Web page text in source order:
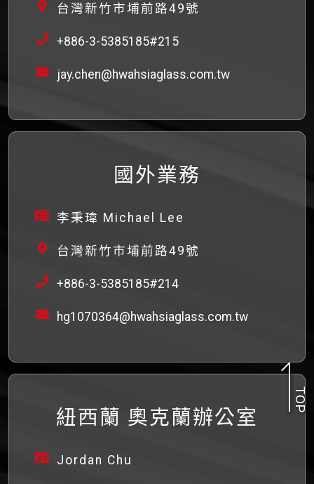
台灣新竹市埔前路49號
+886-3-5385185#215
jay.chen@hwahsiaglass.com.tw
國外業務
李秉瑋 Michael Lee
台灣新竹市埔前路49號
+886-3-5385185#214
hg1070364@hwahsiaglass.com.tw
紐西蘭 奧克蘭辦公室
Jordan Chu
TOP